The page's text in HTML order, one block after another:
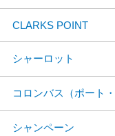
CLARKS POINT
シャーロット
コロンバス（ポート
シャンペーン